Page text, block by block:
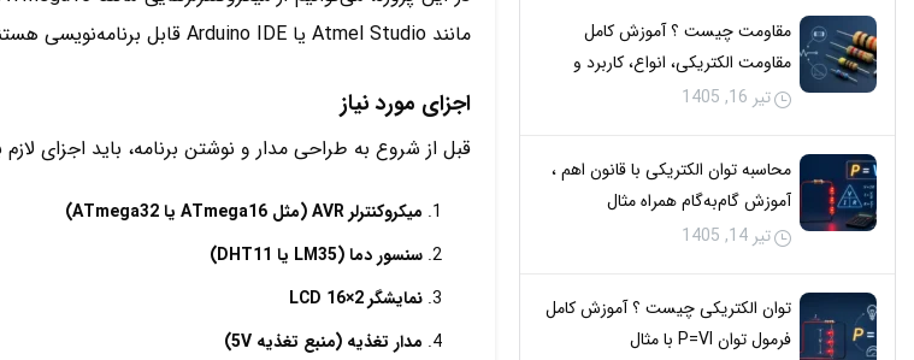
مقاومت چیست ؟ آموزش کامل
مقاومت الکتریکی، انواع، کاربرد و
تحلیل مدار
تیر 16, 1405
محاسبه توان الکتریکی با قانون اهم ،
آموزش گام‌به‌گام همراه مثال
تیر 14, 1405
توان الکتریکی چیست ؟ آموزش کامل
فرمول توان P=VI با مثال
مانند Atmel Studio یا Arduino IDE قابل برنامه‌نویسی هستند و امکانات مناسبی برای کار با سنسورها و نمایشگرها دارند.
اجزای مورد نیاز
قبل از شروع به طراحی مدار و نوشتن برنامه، باید اجزای
میکروکنترلر AVR (مثل ATmega16 یا ATmega32)
سنسور دما (LM35 یا DHT11)
نمایشگر LCD 16×2
مدار تغذیه (منبع تغذیه 5V)